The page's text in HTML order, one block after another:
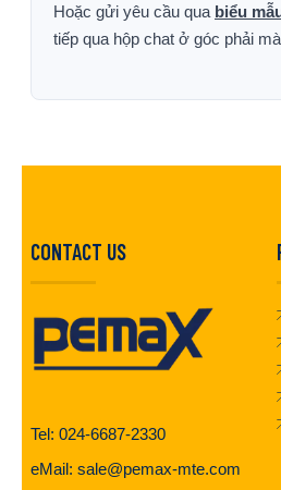
Hoặc gửi yêu cầu qua biểu
tiếp qua hộp chat ở góc phải
CONTACT US
Tel: 024-6687-2330
eMail: sale@pemax-mte.com